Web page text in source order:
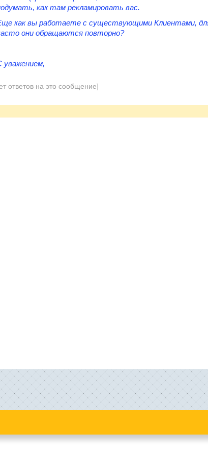
как там рекламировать вас.
как вы работаете с существующими Клиентами, для
они обращаются повторно?
уважением,
ответов на это сообщение]